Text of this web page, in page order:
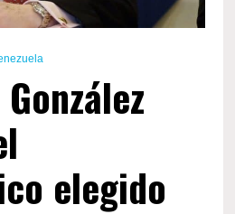
de
elegido